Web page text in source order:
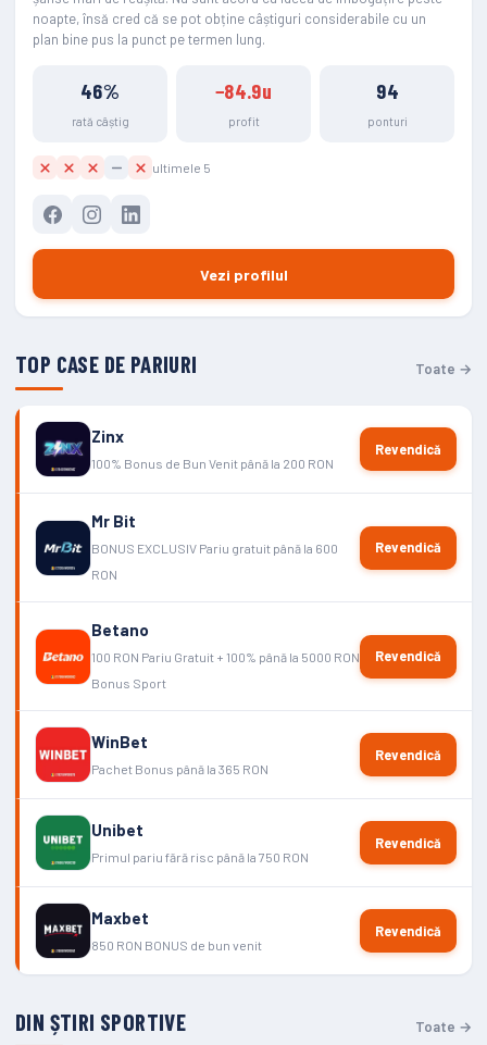
noapte, însă cred că se pot obține câștiguri considerabile cu un
plan bine pus la punct pe termen lung.
46%
rată câștig
−84.9u
profit
94
ponturi
ultimele 5
Vezi profilul
TOP CASE DE PARIURI Toate →
Zinx
100% Bonus de Bun Venit până la 200 RON
Revendică
Mr Bit
BONUS EXCLUSIV Pariu gratuit până la 600
RON
Revendică
Betano
100 RON Pariu Gratuit + 100% până la 5000 RON
Bonus Sport
Revendică
WinBet
Pachet Bonus până la 365 RON
Revendică
Unibet
Primul pariu fără risc până la 750 RON
Revendică
Maxbet
850 RON BONUS de bun venit
Revendică
DIN ȘTIRI SPORTIVE Toate →